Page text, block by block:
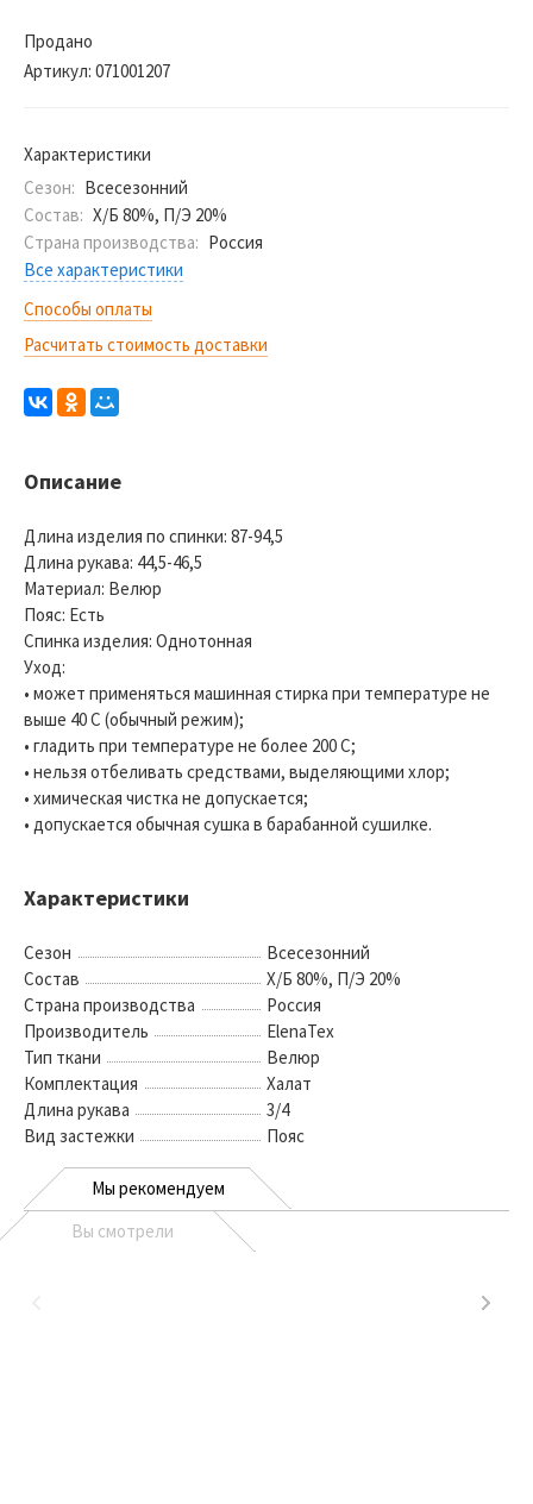
Продано
Артикул: 071001207
Характеристики
Сезон: Всесезонний
Состав: Х/Б 80%, П/Э 20%
Страна производства: Россия
Все характеристики
Способы оплаты
Расчитать стоимость доставки
Описание
Длина изделия по спинки: 87-94,5
Длина рукава: 44,5-46,5
Материал: Велюр
Пояс: Есть
Спинка изделия: Однотонная
Уход:
• может применяться машинная стирка при температуре не
выше 40 С (обычный режим);
• гладить при температуре не более 200 С;
• нельзя отбеливать средствами, выделяющими хлор;
• химическая чистка не допускается;
• допускается обычная сушка в барабанной сушилке.
Характеристики
Сезон
Всесезонний
Состав
Х/Б 80%, П/Э 20%
Страна производства
Россия
Производитель
ElenaTex
Тип ткани
Велюр
Комплектация
Халат
Длина рукава
3/4
Вид застежки
Пояс
Мы рекомендуем
Вы смотрели